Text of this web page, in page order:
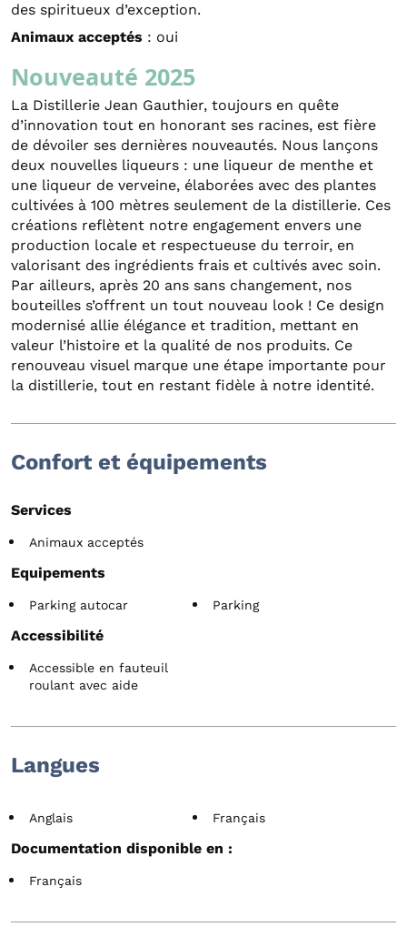
des spiritueux d’exception.
Animaux acceptés : oui
Nouveauté 2025
La Distillerie Jean Gauthier, toujours en quête
d’innovation tout en honorant ses racines, est fière
de dévoiler ses dernières nouveautés. Nous lançons
deux nouvelles liqueurs : une liqueur de menthe et
une liqueur de verveine, élaborées avec des plantes
cultivées à 100 mètres seulement de la distillerie. Ces
créations reflètent notre engagement envers une
production locale et respectueuse du terroir, en
valorisant des ingrédients frais et cultivés avec soin.
Par ailleurs, après 20 ans sans changement, nos
bouteilles s’offrent un tout nouveau look ! Ce design
modernisé allie élégance et tradition, mettant en
valeur l’histoire et la qualité de nos produits. Ce
renouveau visuel marque une étape importante pour
la distillerie, tout en restant fidèle à notre identité.
Confort et équipements
Services
Animaux acceptés
Equipements
Parking autocar Parking
Accessibilité
Accessible en fauteuil
roulant avec aide
Langues
Anglais Français
Documentation disponible en :
Français